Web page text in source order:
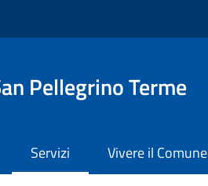
Pellegrino Terme
Servizi Vivere il Comune